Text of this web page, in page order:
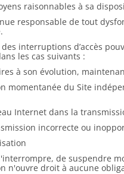
raisonnables à sa
responsable de tout
interruptions d’accès
les cas suivants :
à son évolution,
du Site
Internet dans la
incorrecte ou
de suspendre
n'ouvre droit à aucune